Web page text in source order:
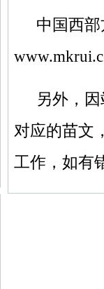
中国西
另外，
对应的苗文
工作，如有